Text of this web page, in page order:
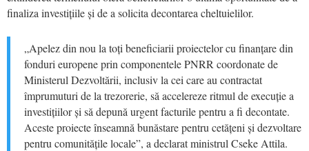
finaliza investițiile și de a solicita decontarea cheltuielilor.
„Apelez din nou la toți beneficiarii proiectelor cu finanțare din
fonduri europene prin componentele PNRR coordonate de
Ministerul Dezvoltării, inclusiv la cei care au contractat
împrumuturi de la trezorerie, să accelereze ritmul de execuție a
investițiilor și să depună urgent facturile pentru a fi decontate.
Aceste proiecte înseamnă bunăstare pentru cetățeni și dezvoltare
pentru comunitățile locale”, a declarat ministrul Cseke Attila.